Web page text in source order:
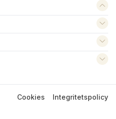
Cookies Integritetspolicy